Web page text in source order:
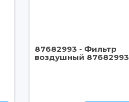
87682993 - Фильтр
воздушный 87682993